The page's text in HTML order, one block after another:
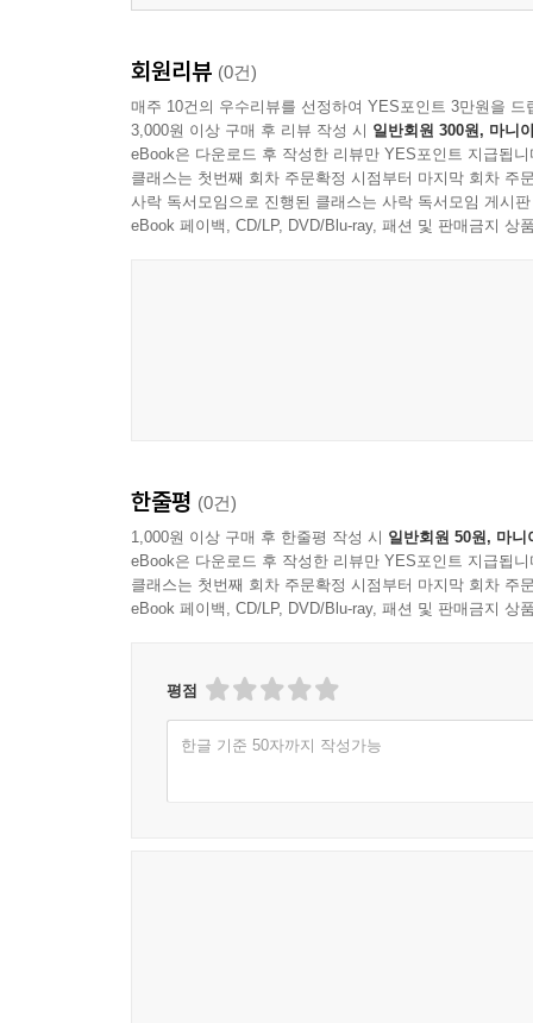
회원리뷰 (0건)
매주 10건의 우수리뷰를 선정하여 YES포인트 3만원을 드
3,000원 이상 구매 후 리뷰 작성 시 일반회원 300원, 마니
eBook은 다운로드 후 작성한 리뷰만 YES포인트 지급됩니
클래스는 첫번째 회차 주문확정 시점부터 마지막 회차 주
사락 독서모임으로 진행된 클래스는 사락 독서모임 게시
eBook 페이백, CD/LP, DVD/Blu-ray, 패션 및 판매금지 상
한줄평 (0건)
1,000원 이상 구매 후 한줄평 작성 시 일반회원 50원, 마니
eBook은 다운로드 후 작성한 리뷰만 YES포인트 지급됩니
클래스는 첫번째 회차 주문확정 시점부터 마지막 회차 주
eBook 페이백, CD/LP, DVD/Blu-ray, 패션 및 판매금지 상
평점
한글 기준 50자까지 작성가능